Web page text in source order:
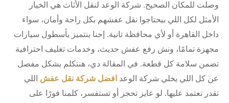
وصلت للمكان الصحيح. شركة الوعد لنقل الأثاث هي الخيار
الأمثل لكل اللي بيحتاجوا نقل عفشهم بكل راحة وأمان، سواء
داخل القاهرة أو لأي محافظة تانية. إحنا بنتميز بأسطول سيارات
مجهزة تمامًا، ونش رفع عفش حديث، وخدمات تغليف احترافية
تضمن سلامة كل قطعة. في المقالة دي، هنتكلم بشكل مفصل
عن كل اللي يخلي شركة الوعد افضل شركة نقل عفش اللي
تقدر تعتمد عليها. لو عايز تحجز أو تستفسر، كلمنا فورًا على